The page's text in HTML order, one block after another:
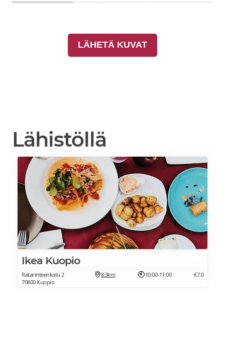
LÄHETÄ KUVAT
Lähistöllä
Ikea Kuopio
Ratarinteenkatu 2
70800 Kuopio
8.3km 10:00-11:00 €7.0